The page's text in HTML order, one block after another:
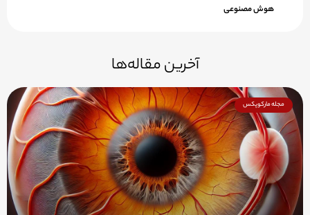
هوش مصنوعی
آخرین مقاله‌ها
مجله مارکوپکس